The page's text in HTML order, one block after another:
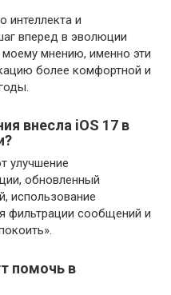
интеллекта и
вперед в эволюции
мнению, именно эти
более комфортной и
внесла iOS 17 в
улучшение
обновленный
использование
фильтрации сообщений и
помочь в